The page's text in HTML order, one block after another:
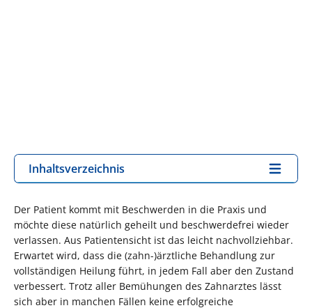
Inhaltsverzeichnis
Der Patient kommt mit Beschwerden in die Praxis und
möchte diese natürlich geheilt und beschwerdefrei wieder
verlassen. Aus Patientensicht ist das leicht nachvollziehbar.
Erwartet wird, dass die (zahn-)ärztliche Behandlung zur
vollständigen Heilung führt, in jedem Fall aber den Zustand
verbessert. Trotz aller Bemühungen des Zahnarztes lässt
sich aber in manchen Fällen keine erfolgreiche